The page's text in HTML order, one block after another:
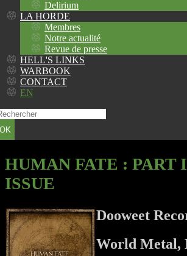
Delirium
LA HORDE
Membres
Notre actualité
Revue de presse
HELL'S LINKS
WARBOOK
CONTACT
EN
OK
HUMAN FATE : PART
ISSUE
Dooweet
World Metal,